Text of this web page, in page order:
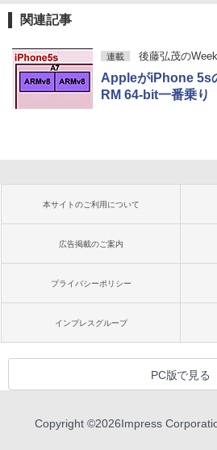
関連記事
連載 後藤弘茂の
AppleがiPhone 5s
RM 64-bit一番乗り
本サイトのご利用について
広告掲載のご案内
プライバシーポリシー
インプレスグループ
PC版で見る
Copyright ©2026Impress